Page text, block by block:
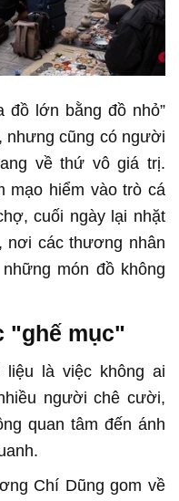
đồ lớn bằng đồ nhỏ”
nhưng cũng có người
về thứ vô giá trị.
mạo hiểm vào trò cá
cuối ngày lại nhặt
nơi các thương nhân
món đồ không
"ghế mục"
liệu là việc không ai
người chê cười,
quan tâm đến ánh
Chí Dũng gom về